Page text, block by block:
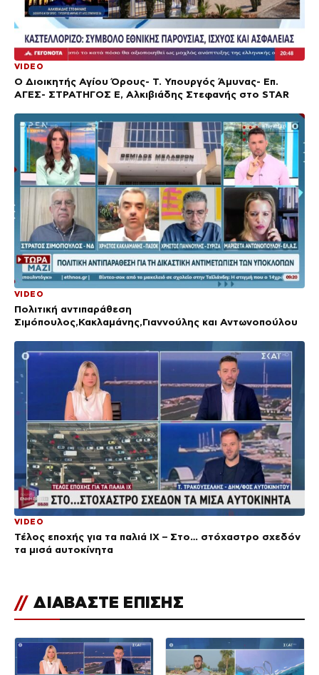
VIDEO
Ο Διοικητής Αγίου Όρους- Τ. Υπουργός Άμυνας- Επ.
ΑΓΕΣ- ΣΤΡΑΤΗΓΟΣ Ε, Αλκιβιάδης Στεφανής στο STAR
VIDEO
Πολιτική αντιπαράθεση
Σιμόπουλος,Κακλαμάνης,Γιαννούλης και Αντωνοπούλου
VIDEO
Τέλος εποχής για τα παλιά ΙΧ – Στο… στόχαστρο σχεδόν
τα μισά αυτοκίνητα
// ΔΙΑΒΑΣΤΕ ΕΠΙΣΗΣ